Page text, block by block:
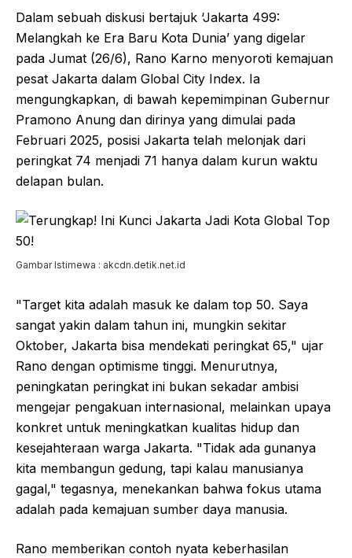
Dalam sebuah diskusi bertajuk ‘Jakarta 499:
Melangkah ke Era Baru Kota Dunia’ yang digelar
pada Jumat (26/6), Rano Karno menyoroti kemajuan
pesat Jakarta dalam Global City Index. Ia
mengungkapkan, di bawah kepemimpinan Gubernur
Pramono Anung dan dirinya yang dimulai pada
Februari 2025, posisi Jakarta telah melonjak dari
peringkat 74 menjadi 71 hanya dalam kurun waktu
delapan bulan.
Gambar Istimewa : akcdn.detik.net.id
"Target kita adalah masuk ke dalam top 50. Saya
sangat yakin dalam tahun ini, mungkin sekitar
Oktober, Jakarta bisa mendekati peringkat 65," ujar
Rano dengan optimisme tinggi. Menurutnya,
peningkatan peringkat ini bukan sekadar ambisi
mengejar pengakuan internasional, melainkan upaya
konkret untuk meningkatkan kualitas hidup dan
kesejahteraan warga Jakarta. "Tidak ada gunanya
kita membangun gedung, tapi kalau manusianya
gagal," tegasnya, menekankan bahwa fokus utama
adalah pada kemajuan sumber daya manusia.
Rano memberikan contoh nyata keberhasilan